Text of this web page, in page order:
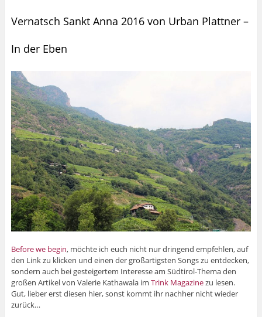
Vernatsch Sankt Anna 2016 von Urban Plattner –
In der Eben
Before we begin, möchte ich euch nicht nur dringend empfehlen, auf
den Link zu klicken und einen der großartigsten Songs zu entdecken,
sondern auch bei gesteigertem Interesse am Südtirol-Thema den
großen Artikel von Valerie Kathawala im Trink Magazinezu lesen.
Gut, lieber erst diesen hier, sonst kommt ihr nachher nicht wieder
zurück…